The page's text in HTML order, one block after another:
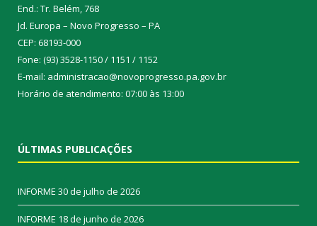
End.: Tr. Belém, 768
Jd. Europa – Novo Progresso – PA
CEP: 68193-000
Fone: (93) 3528-1150 / 1151 / 1152
E-mail: administracao@novoprogresso.pa.gov.br
Horário de atendimento: 07:00 às 13:00
ÚLTIMAS PUBLICAÇÕES
INFORME 30 de julho de 2026
INFORME 18 de junho de 2026